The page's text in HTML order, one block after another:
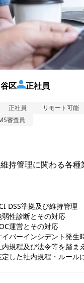
区 正社員
正社員 リモート可能
審査員
持管理に関わる各種
DSS準拠及び維持管理
性診断とその対応
運営とその対応
バーインシデント発生
規程及び法令等を踏ま
した社内規程・ルール